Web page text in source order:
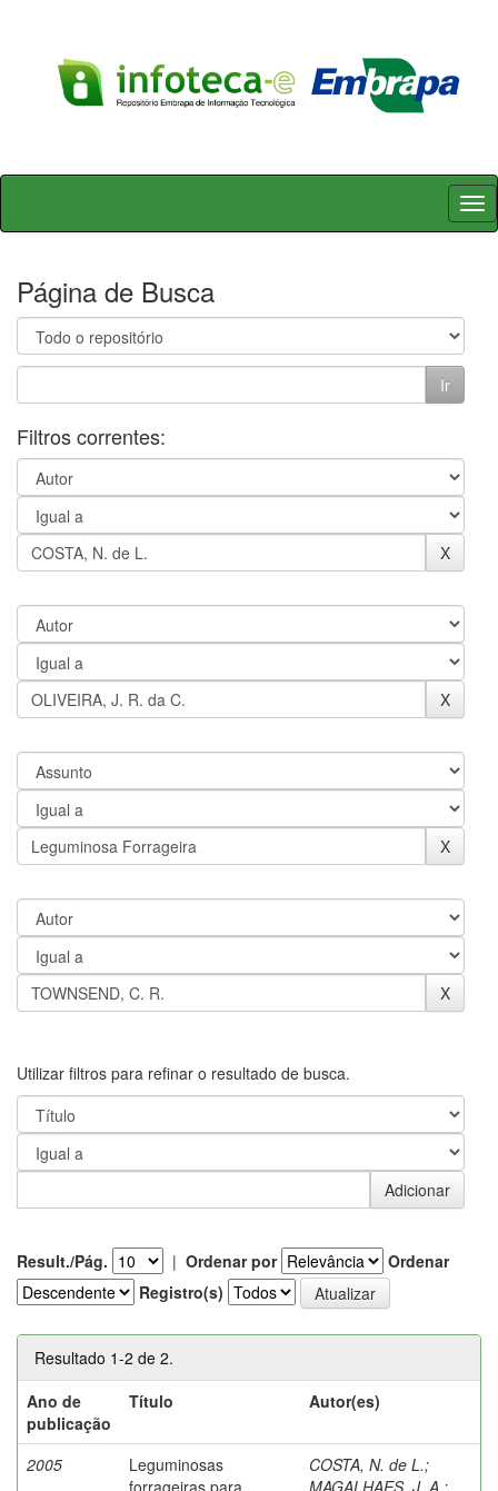
Skip
Página de Busca
Filtros correntes:
Utilizar filtros para refinar o resultado de busca.
Result./Pág. | Ordenar por
Ordenar
Registro(s)
Resultado 1-2 de 2.
Ano de
publicação
Título Autor(es)
2005
Leguminosas
forrageiras para
COSTA, N. de L.;
MAGALHAES, J. A.;